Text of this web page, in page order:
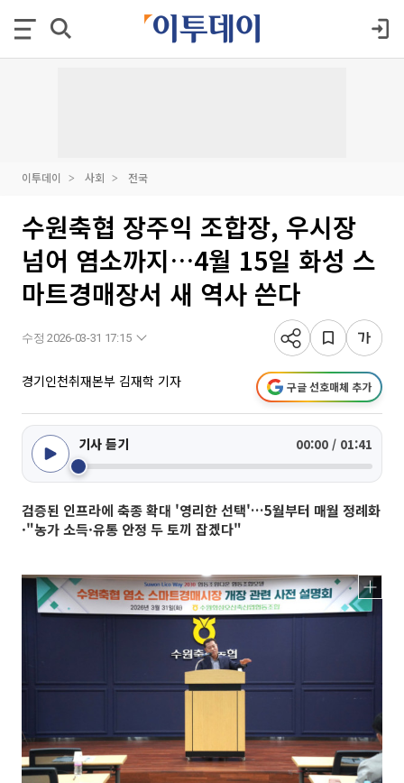
이투데이 사회 전국
수원축협 장주익 조합장, 우시장
넘어 염소까지…4월 15일 화성 스
마트경매장서 새 역사 쓴다
수정 2026-03-31 17:15
경기인천취재본부 김재학 기자 구글 선호매체 추가
기사 듣기 00:00 / 01:41
검증된 인프라에 축종 확대 '영리한 선택'…5월부터 매월 정례화
·"농가 소득·유통 안정 두 토끼 잡겠다"